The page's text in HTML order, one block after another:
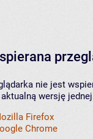
nie jest
wersję
Firefox
Chrome